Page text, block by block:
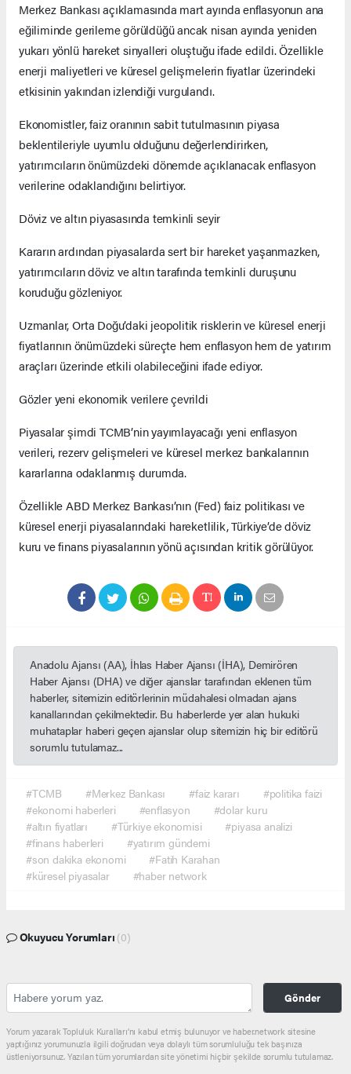
Merkez Bankası açıklamasında mart ayında enflasyonun ana
eğiliminde gerileme görüldüğü ancak nisan ayında yeniden
yukarı yönlü hareket sinyalleri oluştuğu ifade edildi. Özellikle
enerji maliyetleri ve küresel gelişmelerin fiyatlar üzerindeki
etkisinin yakından izlendiği vurgulandı.
Ekonomistler, faiz oranının sabit tutulmasının piyasa
beklentileriyle uyumlu olduğunu değerlendirirken,
yatırımcıların önümüzdeki dönemde açıklanacak enflasyon
verilerine odaklandığını belirtiyor.
Döviz ve altın piyasasında temkinli seyir
Kararın ardından piyasalarda sert bir hareket yaşanmazken,
yatırımcıların döviz ve altın tarafında temkinli duruşunu
koruduğu gözleniyor.
Uzmanlar, Orta Doğu’daki jeopolitik risklerin ve küresel enerji
fiyatlarının önümüzdeki süreçte hem enflasyon hem de yatırım
araçları üzerinde etkili olabileceğini ifade ediyor.
Gözler yeni ekonomik verilere çevrildi
Piyasalar şimdi TCMB’nin yayımlayacağı yeni enflasyon
verileri, rezerv gelişmeleri ve küresel merkez bankalarının
kararlarına odaklanmış durumda.
Özellikle ABD Merkez Bankası’nın (Fed) faiz politikası ve
küresel enerji piyasalarındaki hareketlilik, Türkiye’de döviz
kuru ve finans piyasalarının yönü açısından kritik görülüyor.
Anadolu Ajansı (AA), İhlas Haber Ajansı (İHA), Demirören
Haber Ajansı (DHA) ve diğer ajanslar tarafından eklenen tüm
haberler, sitemizin editörlerinin müdahalesi olmadan ajans
kanallarından çekilmektedir. Bu haberlerde yer alan hukuki
muhataplar haberi geçen ajanslar olup sitemizin hiç bir editörü
sorumlu tutulamaz...
#TCMB #Merkez Bankası #faiz kararı
#politika faizi
#ekonomi haberleri
#enflasyon
#dolar kuru
#altın fiyatları
#Türkiye ekonomisi
#piyasa analizi
#finans haberleri
#yatırım gündemi
#son dakika ekonomi
#Fatih Karahan
#küresel piyasalar
#haber network
Okuyucu Yorumları (0)
Gönder
Yorum yazarak Topluluk Kuralları’nı kabul etmiş bulunuyor ve haber.network sitesine
yaptığınız yorumunuzla ilgili doğrudan veya dolaylı tüm sorumluluğu tek başınıza
üstleniyorsunuz. Yazılan tüm yorumlardan site yönetimi hiçbir şekilde sorumlu tutulamaz.